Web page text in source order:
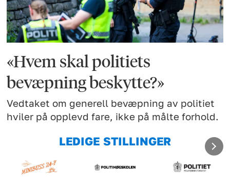
«Hvem skal politiets
bevæpning beskytte?»
Vedtaket om generell bevæpning av politiet
hviler på opplevd fare, ikke på målte forhold.
LEDIGE STILLINGER